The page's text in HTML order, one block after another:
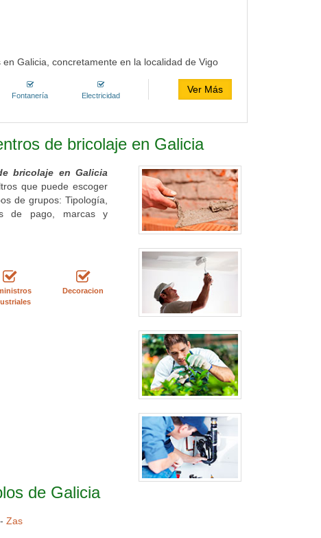
Galicia, concretamente en la localidad de Vigo
Fontanería Electricidad
Ver Más
de bricolaje en Galicia
bricolaje en Galicia
que puede escoger
de grupos: Tipología,
de pago, marcas y
Decoracion
de Galicia
Zas